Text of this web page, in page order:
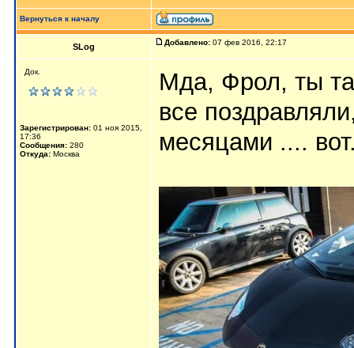
Вернуться к началу
SLog Добавлено: 07 фев 2016, 22:17
Док.
Зарегистрирован: 01 ноя 2015,
17:36
Сообщения: 280
Откуда: Москва
Мда, Фрол, ты
все
месяцами ....